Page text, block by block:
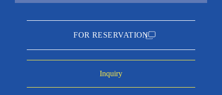
FOR RESERVATION
Inquiry